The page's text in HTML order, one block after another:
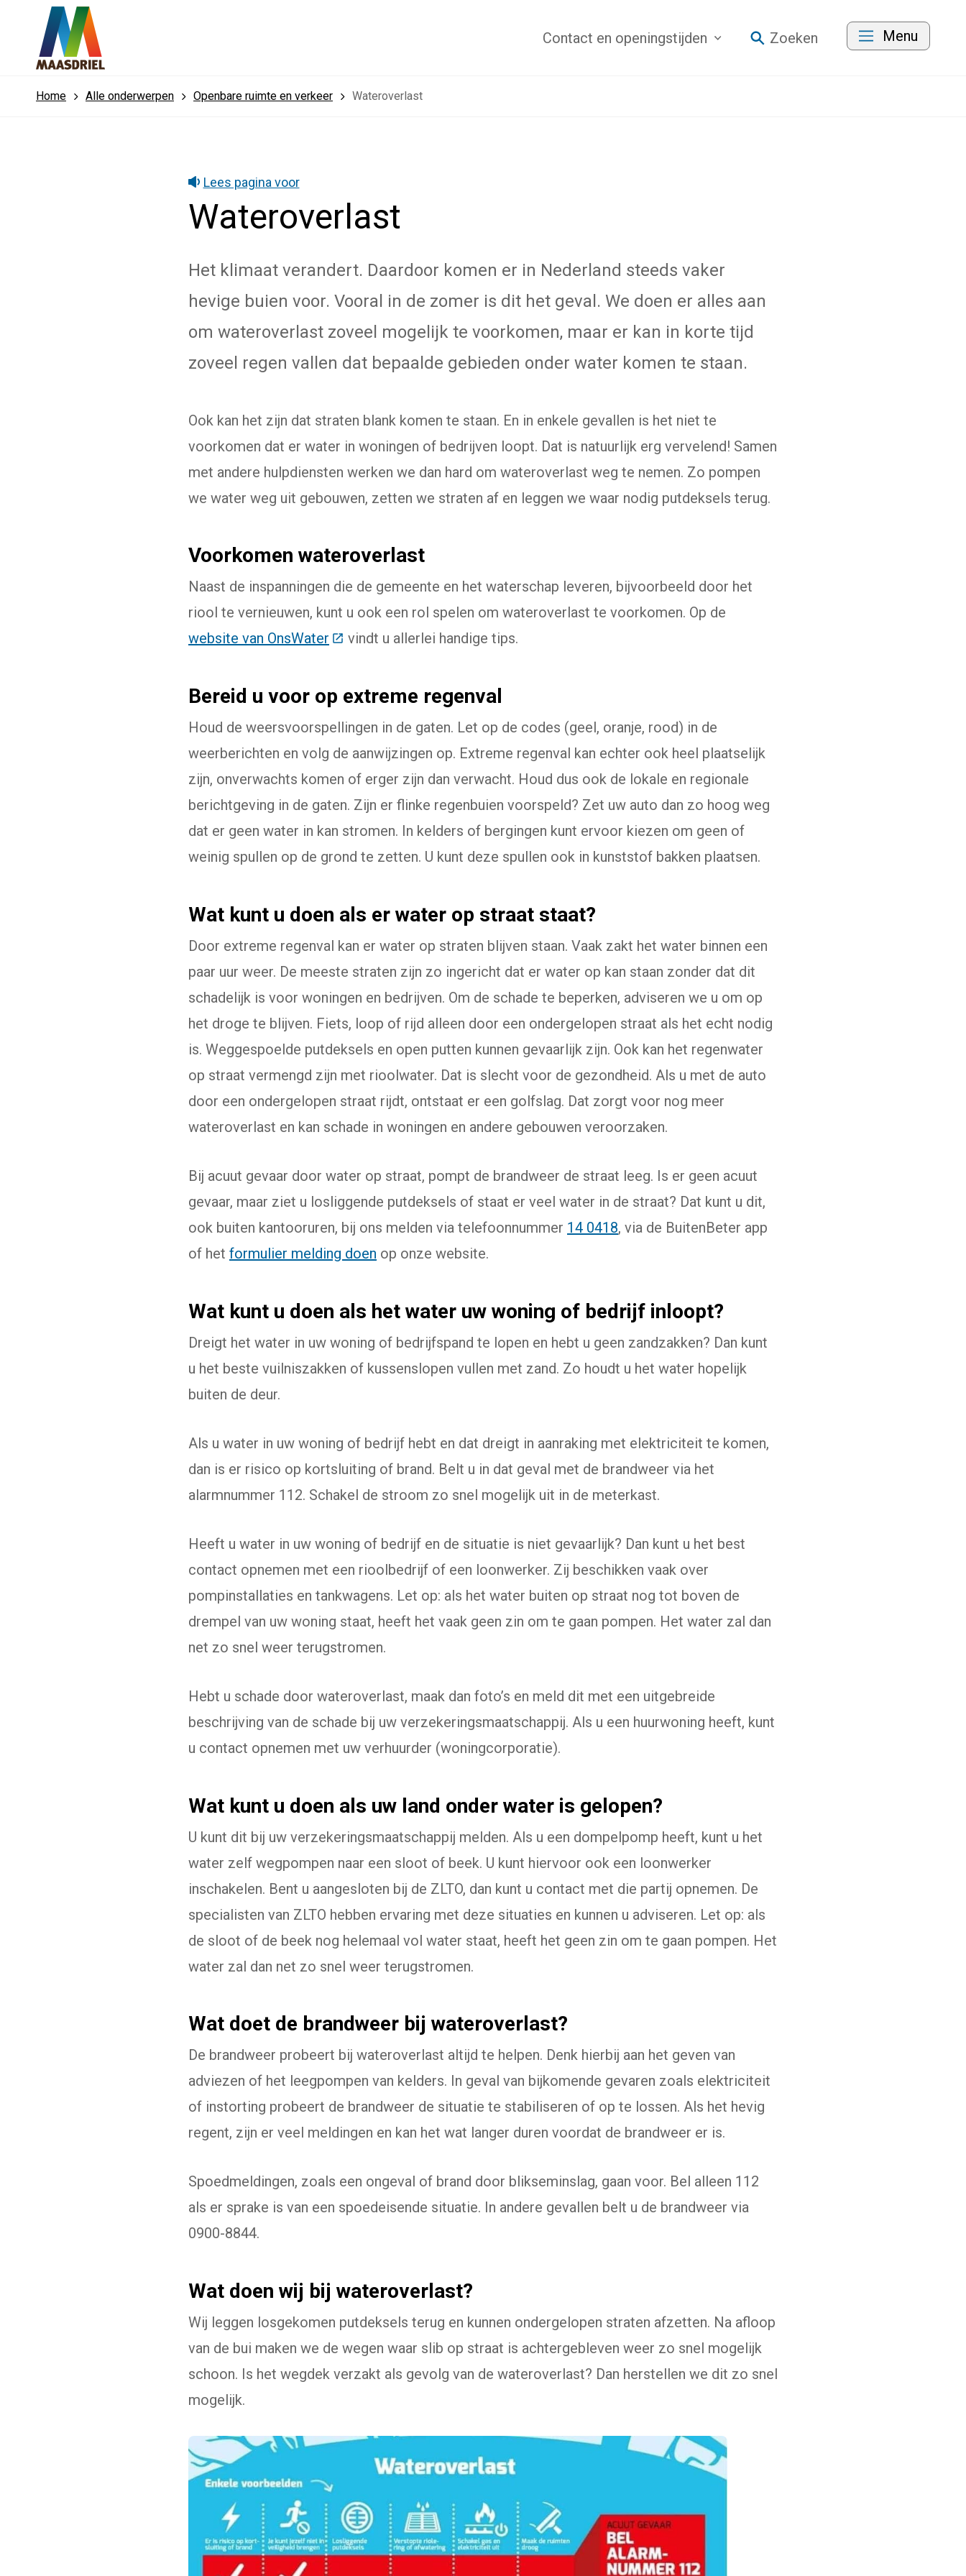
Contact en openingstijden Zoeken Menu
Home Alle onderwerpen Openbare ruimte en verkeer Wateroverlast
Lees pagina voor
Wateroverlast
Het klimaat verandert. Daardoor komen er in Nederland steeds vaker
hevige buien voor. Vooral in de zomer is dit het geval. We doen er alles aan
om wateroverlast zoveel mogelijk te voorkomen, maar er kan in korte tijd
zoveel regen vallen dat bepaalde gebieden onder water komen te staan.
Ook kan het zijn dat straten blank komen te staan. En in enkele gevallen is het niet te
voorkomen dat er water in woningen of bedrijven loopt. Dat is natuurlijk erg vervelend! Samen
met andere hulpdiensten werken we dan hard om wateroverlast weg te nemen. Zo pompen
we water weg uit gebouwen, zetten we straten af en leggen we waar nodig putdeksels terug.
Voorkomen wateroverlast
Naast de inspanningen die de gemeente en het waterschap leveren, bijvoorbeeld door het
riool te vernieuwen, kunt u ook een rol spelen om wateroverlast te voorkomen. Op de
website van OnsWater (Deze link gaat naar een externe website)
vindt u allerlei handige tips.
Bereid u voor op extreme regenval
Houd de weersvoorspellingen in de gaten. Let op de codes (geel, oranje, rood) in de
weerberichten en volg de aanwijzingen op. Extreme regenval kan echter ook heel plaatselijk
zijn, onverwachts komen of erger zijn dan verwacht. Houd dus ook de lokale en regionale
berichtgeving in de gaten. Zijn er flinke regenbuien voorspeld? Zet uw auto dan zo hoog weg
dat er geen water in kan stromen. In kelders of bergingen kunt ervoor kiezen om geen of
weinig spullen op de grond te zetten. U kunt deze spullen ook in kunststof bakken plaatsen.
Wat kunt u doen als er water op straat staat?
Door extreme regenval kan er water op straten blijven staan. Vaak zakt het water binnen een
paar uur weer. De meeste straten zijn zo ingericht dat er water op kan staan zonder dat dit
schadelijk is voor woningen en bedrijven. Om de schade te beperken, adviseren we u om op
het droge te blijven. Fiets, loop of rijd alleen door een ondergelopen straat als het echt nodig
is. Weggespoelde putdeksels en open putten kunnen gevaarlijk zijn. Ook kan het regenwater
op straat vermengd zijn met rioolwater. Dat is slecht voor de gezondheid. Als u met de auto
door een ondergelopen straat rijdt, ontstaat er een golfslag. Dat zorgt voor nog meer
wateroverlast en kan schade in woningen en andere gebouwen veroorzaken.
Bij acuut gevaar door water op straat, pompt de brandweer de straat leeg. Is er geen acuut
gevaar, maar ziet u losliggende putdeksels of staat er veel water in de straat? Dat kunt u dit,
ook buiten kantooruren, bij ons melden via telefoonnummer 14 0418, via de BuitenBeter app
of het formulier melding doen op onze website.
Wat kunt u doen als het water uw woning of bedrijf inloopt?
Dreigt het water in uw woning of bedrijfspand te lopen en hebt u geen zandzakken? Dan kunt
u het beste vuilniszakken of kussenslopen vullen met zand. Zo houdt u het water hopelijk
buiten de deur.
Als u water in uw woning of bedrijf hebt en dat dreigt in aanraking met elektriciteit te komen,
dan is er risico op kortsluiting of brand. Belt u in dat geval met de brandweer via het
alarmnummer 112. Schakel de stroom zo snel mogelijk uit in de meterkast.
Heeft u water in uw woning of bedrijf en de situatie is niet gevaarlijk? Dan kunt u het best
contact opnemen met een rioolbedrijf of een loonwerker. Zij beschikken vaak over
pompinstallaties en tankwagens. Let op: als het water buiten op straat nog tot boven de
drempel van uw woning staat, heeft het vaak geen zin om te gaan pompen. Het water zal dan
net zo snel weer terugstromen.
Hebt u schade door wateroverlast, maak dan foto’s en meld dit met een uitgebreide
beschrijving van de schade bij uw verzekeringsmaatschappij. Als u een huurwoning heeft, kunt
u contact opnemen met uw verhuurder (woningcorporatie).
Wat kunt u doen als uw land onder water is gelopen?
U kunt dit bij uw verzekeringsmaatschappij melden. Als u een dompelpomp heeft, kunt u het
water zelf wegpompen naar een sloot of beek. U kunt hiervoor ook een loonwerker
inschakelen. Bent u aangesloten bij de ZLTO, dan kunt u contact met die partij opnemen. De
specialisten van ZLTO hebben ervaring met deze situaties en kunnen u adviseren. Let op: als
de sloot of de beek nog helemaal vol water staat, heeft het geen zin om te gaan pompen. Het
water zal dan net zo snel weer terugstromen.
Wat doet de brandweer bij wateroverlast?
De brandweer probeert bij wateroverlast altijd te helpen. Denk hierbij aan het geven van
adviezen of het leegpompen van kelders. In geval van bijkomende gevaren zoals elektriciteit
of instorting probeert de brandweer de situatie te stabiliseren of op te lossen. Als het hevig
regent, zijn er veel meldingen en kan het wat langer duren voordat de brandweer er is.
Spoedmeldingen, zoals een ongeval of brand door blikseminslag, gaan voor. Bel alleen 112
als er sprake is van een spoedeisende situatie. In andere gevallen belt u de brandweer via
0900-8844.
Wat doen wij bij wateroverlast?
Wij leggen losgekomen putdeksels terug en kunnen ondergelopen straten afzetten. Na afloop
van de bui maken we de wegen waar slib op straat is achtergebleven weer zo snel mogelijk
schoon. Is het wegdek verzakt als gevolg van de wateroverlast? Dan herstellen we dit zo snel
mogelijk.